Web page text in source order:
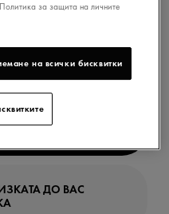
ДО ВАС
за защита на личните
на всички бисквитки